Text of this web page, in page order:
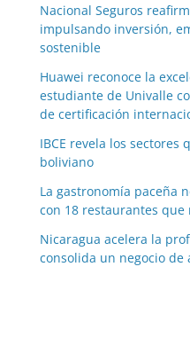
Nacional Seguros
impulsando inversión,
sostenible
Huawei reconoce la
estudiante de Univalle
de certificación
IBCE revela los sectores
boliviano
La gastronomía paceña
con 18 restaurantes
Nicaragua acelera la
consolida un negocio de